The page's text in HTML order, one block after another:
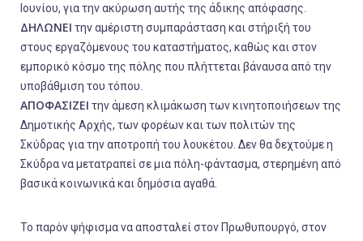
Ιουνίου, για την ακύρωση αυτής της άδικης απόφασης.
ΔΗΛΩΝΕΙ την αμέριστη συμπαράσταση και στήριξή του
στους εργαζόμενους του καταστήματος, καθώς και στον
εμπορικό κόσμο της πόλης που πλήττεται βάναυσα από την
υποβάθμιση του τόπου.
ΑΠΟΦΑΣΙΖΕΙ την άμεση κλιμάκωση των κινητοποιήσεων της
Δημοτικής Αρχής, των φορέων και των πολιτών της
Σκύδρας για την αποτροπή του λουκέτου. Δεν θα δεχτούμε η
Σκύδρα να μετατραπεί σε μια πόλη-φάντασμα, στερημένη από
βασικά κοινωνικά και δημόσια αγαθά.
Το παρόν ψήφισμα να αποσταλεί στον Πρωθυπουργό, στον